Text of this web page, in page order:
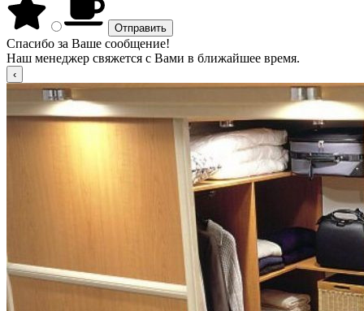
Спасибо за Ваше сообщение!
Наш менеджер свяжется с Вами в ближайшее время.